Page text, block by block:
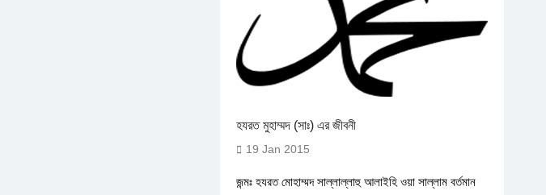
হযরত মুহাম্মদ (সাঃ) এর জীবনী
19 Jan 2015
জন্মঃ হযরত মোহাম্মদ সাল্লাল্লাহু আলাইহি ওয়া সাল্লাম বর্তমান